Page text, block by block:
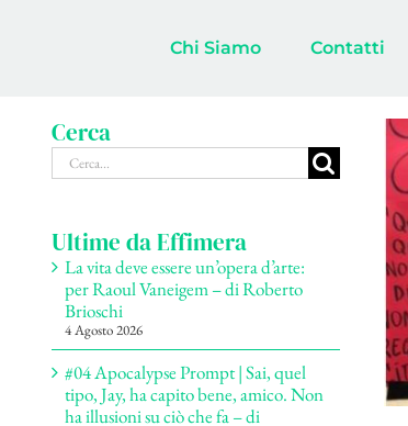
Chi Siamo Contatti
Cerca
Cerca
per:
Ultime da Effimera
La vita deve essere un’opera d’arte:
per Raoul Vaneigem – di Roberto
Brioschi
4 Agosto 2026
#04 Apocalypse Prompt | Sai, quel
tipo, Jay, ha capito bene, amico. Non
ha illusioni su ciò che fa – di